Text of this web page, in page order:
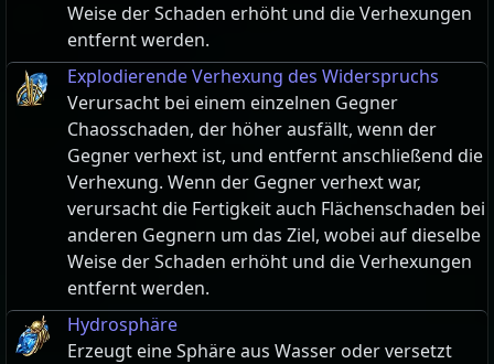
Weise der Schaden erhöht und die Verhexungen
entfernt werden.
Explodierende Verhexung des Widerspruchs
Verursacht bei einem einzelnen Gegner
Chaosschaden, der höher ausfällt, wenn der
Gegner verhext ist, und entfernt anschließend die
Verhexung. Wenn der Gegner verhext war,
verursacht die Fertigkeit auch Flächenschaden bei
anderen Gegnern um das Ziel, wobei auf dieselbe
Weise der Schaden erhöht und die Verhexungen
entfernt werden.
Hydrosphäre
Erzeugt eine Sphäre aus Wasser oder versetzt